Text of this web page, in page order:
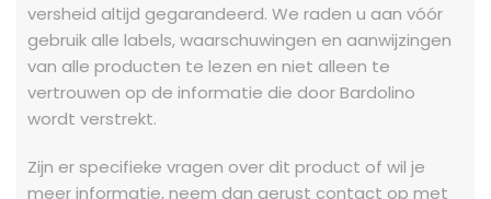
versheid altijd gegarandeerd. We raden u aan vóór
gebruik alle labels, waarschuwingen en aanwijzingen
van alle producten te lezen en niet alleen te
vertrouwen op de informatie die door Bardolino
wordt verstrekt.
Zijn er specifieke vragen over dit product of wil je
meer informatie, neem dan gerust contact op met